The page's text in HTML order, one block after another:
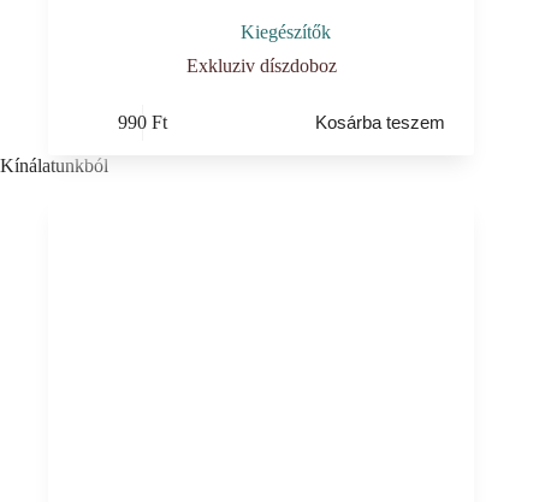
Kiegészítők
Exkluziv díszdoboz
990Ft Kosárba teszem
Kínálatunkból